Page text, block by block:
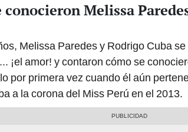
conocieron Melissa
Melissa Paredes y Rodrigo Cuba
¡el amor! y contaron cómo se
por primera vez cuando él aún
a la corona del Miss Perú en el 2013.